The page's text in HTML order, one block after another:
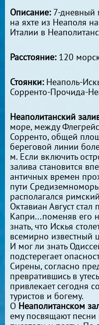
Описание:7-дневный
на яхте из Неаполя
Италии в
Расстояние:120
Стоянки:Неаполь-
Сорренто-Прочида-
Неаполитанский
море, между
Сорренто, общей
береговой линии
м. Если включить
залива становится
античных времен
пути
располагался
Октавиан Август
Капри...поменяв его
знать, что Искья
всемирно известный
И мог ли знать
подстерегает
Сирены, согласно
превратившись в
привлекает сегодня
туристов и богему.
О Неаполитанском
ему посвящают